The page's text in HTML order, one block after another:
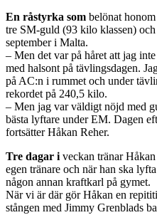
En råstyrka som belönat
tre SM-guld (93 kilo klassen)
september i Malta.
– Men det var på håret att jag
med halsont på tävlingsdagen.
på AC:n i rummet och under
rekordet på 240,5 kilo.
– Men jag var väldigt nöjd med
bästa lyftare under EM. Dagen
fortsätter Håkan Reher.
Tre dagar i veckan tränar
egen tränare och när han ska
någon annan kraftkarl på gymet.
När vi är där gör Håkan en
stången med Jimmy Grenblads